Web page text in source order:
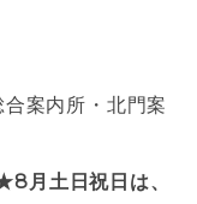
案内所・北門案
月土日祝日は、